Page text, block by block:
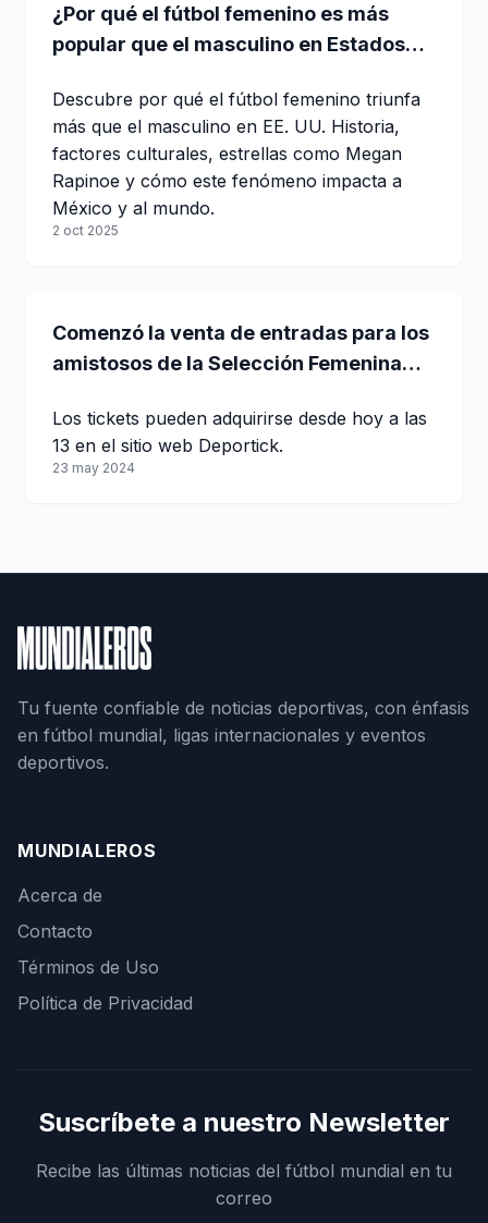
¿Por qué el fútbol femenino es más
popular que el masculino en Estados
Descubre por qué el fútbol femenino triunfa
más que el masculino en EE. UU. Historia,
factores culturales, estrellas como Megan
Rapinoe y cómo este fenómeno impacta a
México y al mundo.
2 oct 2025
Comenzó la venta de entradas para los
amistosos de la Selección Femenina
Los tickets pueden adquirirse desde hoy a las
13 en el sitio web Deportick.
23 may 2024
Tu fuente confiable de noticias deportivas, con énfasis
en fútbol mundial, ligas internacionales y eventos
deportivos.
MUNDIALEROS
Acerca de
Contacto
Términos de Uso
Política de Privacidad
Suscríbete a nuestro Newsletter
Recibe las últimas noticias del fútbol mundial en tu
correo